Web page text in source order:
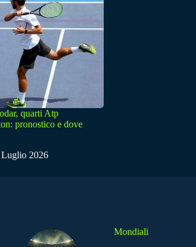
quarti Atp
pronostico e dove
2026
Mondiali